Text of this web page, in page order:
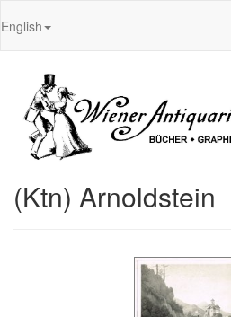
English
(Ktn) Arnoldstein